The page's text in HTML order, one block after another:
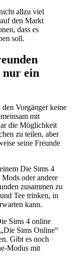
allzu viel
den Markt
dass es
soll.
nur ein
Vorgänger keine
mit
die Möglichkeit
zu teilen, aber
seine Freunde
Die Sims 4
oder andere
zusammen zu
Tee trinken, in
kann.
Sims 4 online
Sims Online“
Gibt es noch
Modus mit